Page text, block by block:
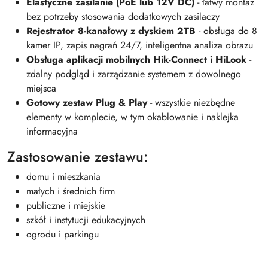
bez potrzeby stosowania dodatkowych zasilaczy
Rejestrator 8-kanałowy z dyskiem 2TB - obsługa do 8
kamer IP, zapis nagrań 24/7, inteligentna analiza obrazu
Obsługa aplikacji mobilnych Hik-Connect i HiLook -
zdalny podgląd i zarządzanie systemem z dowolnego
miejsca
Gotowy zestaw Plug & Play- wszystkie niezbędne
elementy w komplecie, w tym okablowanie i naklejka
informacyjna
Zastosowanie zestawu:
domu i mieszkania
małych i średnich firm
publiczne i miejskie
szkół i instytucji edukacyjnych
ogrodu i parkingu